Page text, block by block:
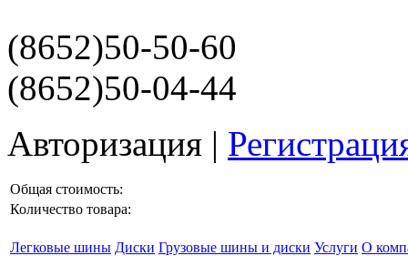
(8652)50-50-60
(8652)50-04-44
Авторизация |
Общая стоимость:
Количество товара:
Легковые шины Диски Грузовые шины и диски Услуги О